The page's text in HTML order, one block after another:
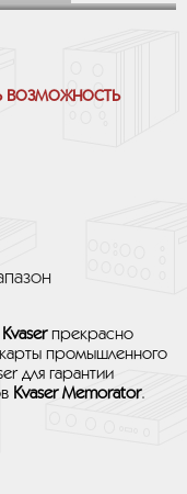
возможность
Kvaserпрекрасно
промышленного
для гарантии
Kvaser Memorator.